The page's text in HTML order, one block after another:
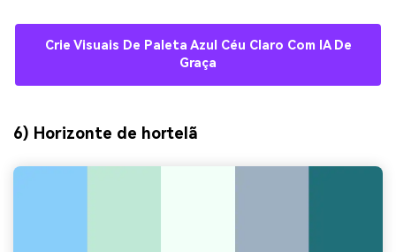
Crie Visuais De Paleta Azul Céu Claro Com IA De
Graça
6) Horizonte de hortelã